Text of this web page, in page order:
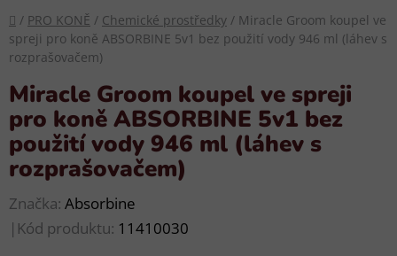
KOŠÍK
Domů
/ PRO KONĚ / Chemické prostředky / Miracle Groom koupel ve
spreji pro koně ABSORBINE 5v1 bez použití vody 946 ml (láhev s
rozprašovačem)
Miracle Groom koupel ve spreji
pro koně ABSORBINE 5v1 bez
použití vody 946 ml (láhev s
rozprašovačem)
Značka: Absorbine
| Kód produktu: 11410030